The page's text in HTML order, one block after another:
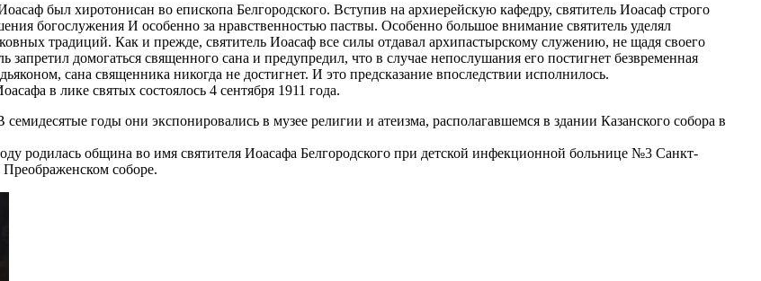
был хиротонисан во епископа Белгородского. Вступив на архиерейскую кафедру, святитель Иоасаф строго
богослужения И особенно за нравственностью паствы. Особенно большое внимание святитель уделял
традиций. Как и прежде, святитель Иоасаф все силы отдавал архипастырскому служению, не щадя своего
домогаться священного сана и предупредил, что в случае непослушания его постигнет безвременная
сана священника никогда не достигнет. И это предсказание впоследствии исполнилось.
в лике святых состоялось 4 сентября 1911 года.
годы они экспонировались в музее религии и атеизма, располагавшемся в здании Казанского собора в
родилась община во имя святителя Иоасафа Белгородского при детской инфекционной больнице №3 Санкт-
соборе.